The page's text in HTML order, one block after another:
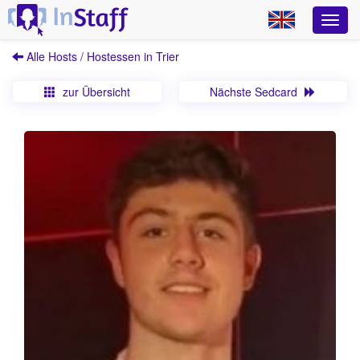
Alle Hosts / Hostessen in Trier
zur Übersicht Nächste Sedcard